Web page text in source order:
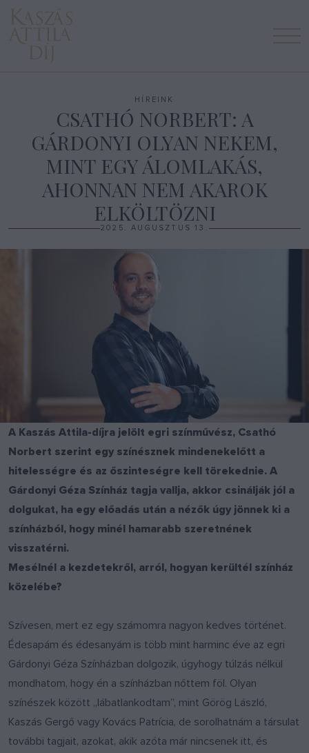
HÍREINK
CSATHÓ NORBERT: A
GÁRDONYI OLYAN NEKEM,
MINT EGY ÁLOMLAKÁS,
AHONNAN NEM AKAROK
ELKÖLTÖZNI
2025. AUGUSZTUS 13.
A Kaszás Attila-díjra jelölt egri színművész, Csathó
Norbert szerint egy színésznek mindenekelőtt a
hitelességre és az őszinteségre kell törekednie. A
Gárdonyi Géza Színház tagja vallja, akkor csinálják jól a
dolgukat, ha egy előadás után a nézők úgy jönnek ki a
színházból, hogy minél hamarabb szeretnének
visszatérni.
Mesélnél a kezdetekről, arról, hogyan kerültél színház
közelébe?
Szívesen, mert ez egy számomra nagyon kedves történet.
Édesapám és édesanyám is több mint harminc éve az egri
Gárdonyi Géza Színházban dolgozik, úgyhogy túlzás nélkül
mondhatom, hogy én a színházban nőttem föl. Olyan
színészek között „lábatlankodtam”, mint Görög László,
Kaszás Gergő vagy Kovács Patrícia, de sorolhatnám a társulat
további tagjait, azokat, akik azóta már nincsenek itt, és